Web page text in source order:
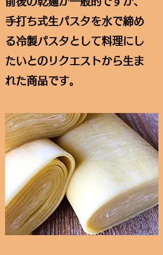
手打ち式生パスタを水で締め
る冷製パスタとして料理にし
たいとのリクエストから生ま
れた商品です。